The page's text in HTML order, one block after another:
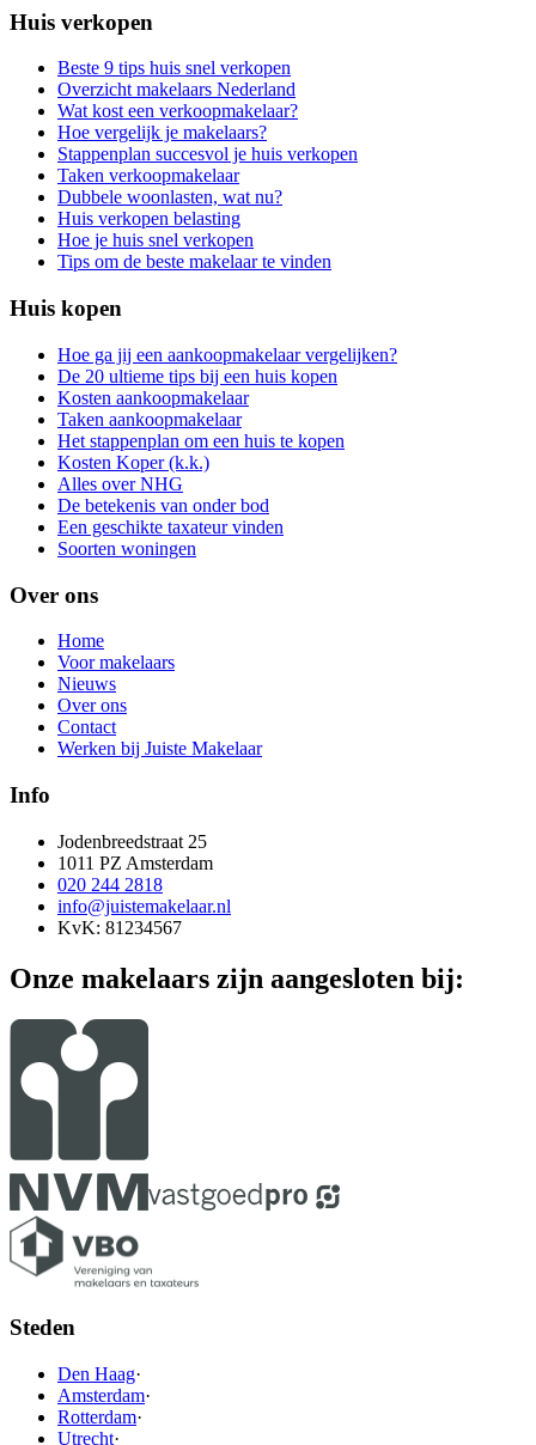
Huis verkopen
Beste 9 tips huis snel verkopen
Overzicht makelaars Nederland
Wat kost een verkoopmakelaar?
Hoe vergelijk je makelaars?
Stappenplan succesvol je huis verkopen
Taken verkoopmakelaar
Dubbele woonlasten, wat nu?
Huis verkopen belasting
Hoe je huis snel verkopen
Tips om de beste makelaar te vinden
Huis kopen
Hoe ga jij een aankoopmakelaar vergelijken?
De 20 ultieme tips bij een huis kopen
Kosten aankoopmakelaar
Taken aankoopmakelaar
Het stappenplan om een huis te kopen
Kosten Koper (k.k.)
Alles over NHG
De betekenis van onder bod
Een geschikte taxateur vinden
Soorten woningen
Over ons
Home
Voor makelaars
Nieuws
Over ons
Contact
Werken bij Juiste Makelaar
Info
Jodenbreedstraat 25
1011 PZ Amsterdam
020 244 2818
info@juistemakelaar.nl
KvK: 81234567
Onze makelaars zijn aangesloten bij:
Steden
Den Haag·
Amsterdam·
Rotterdam·
Utrecht·